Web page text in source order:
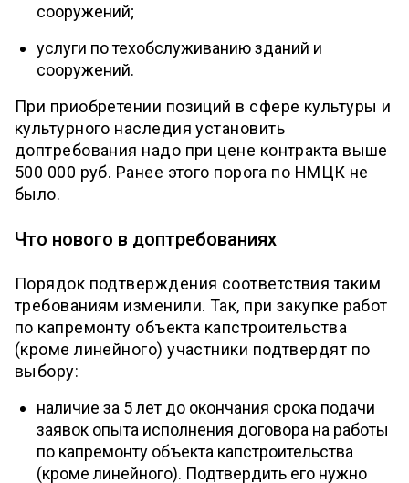
сооружений;
услуги по техобслуживанию зданий и
сооружений.
При приобретении позиций в сфере культуры и
культурного наследия установить
доптребования надо при цене контракта выше
500 000 руб. Ранее этого порога по НМЦК не
было.
Что нового в доптребованиях
Порядок подтверждения соответствия таким
требованиям изменили. Так, при закупке работ
по капремонту объекта капстроительства
(кроме линейного) участники подтвердят по
выбору:
наличие за 5 лет до окончания срока подачи
заявок опыта исполнения договора на работы
по капремонту объекта капстроительства
(кроме линейного). Подтвердить его нужно